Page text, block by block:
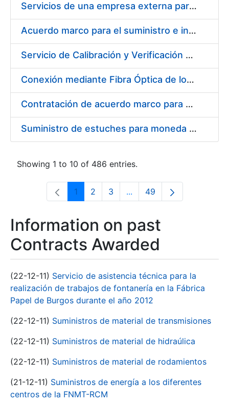
Servicios de una empresa externa para el asesoramiento y resolución de los recursos de alzada que se presentan relacionados con procesos de selección para la FNMT-RCM
Acuerdo marco para el suministro e instalación de persianas, estores y otros complementos
Servicio de Calibración y Verificación Externa de los Equipos de Medición del Servicio de Prevención de la FNMT-RCM
Conexión mediante Fibra Óptica de los Centros de Proceso de Datos (CPDs) de las sedes de la FNMT-RCM de Burgos y Madrid
Contratación de acuerdo marco para el Suministro de Material de Electricidad para la Fábrica Nacional de Moneda y Timbre-Real Casa de la Moneda en su centro de trabajo de Burgos
Suministro de estuches para moneda de 30 €
Showing 1 to 10 of 486 entries.
Page
1 Page
2 Page
3 ...Intermediate Pages Use
Page
49
Information on past
Contracts Awarded
(22-12-11) Servicio de asistencia técnica para la
realización de trabajos de fontanería en la Fábrica
Papel de Burgos durante el año 2012
(22-12-11) Suministros de material de transmisiones
(22-12-11) Suministros de material de hidraúlica
(22-12-11) Suministros de material de rodamientos
(21-12-11) Suministros de energía a los diferentes
centros de la FNMT-RCM